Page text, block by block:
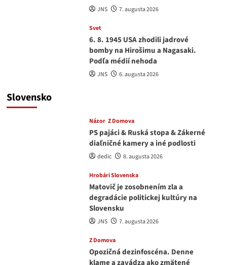
JNS 7. augusta 2026
Svet
6. 8. 1945 USA zhodili jadrové
bomby na Hirošimu a Nagasaki.
Podľa médií nehoda
JNS 6. augusta 2026
Slovensko
Názor Z Domova
PS pajáci & Ruská stopa & Zákerné
diaľničné kamery a iné podlosti
dedic 8. augusta 2026
Hrobári Slovenska
Matovič je zosobnením zla a
degradácie politickej kultúry na
Slovensku
JNS 7. augusta 2026
Z Domova
Opozičná dezinfoscéna. Denne